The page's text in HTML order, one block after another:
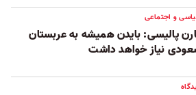
و اجتماعی
پالیسی: بایدن همیشه به عربستان
نیاز خواهد داشت